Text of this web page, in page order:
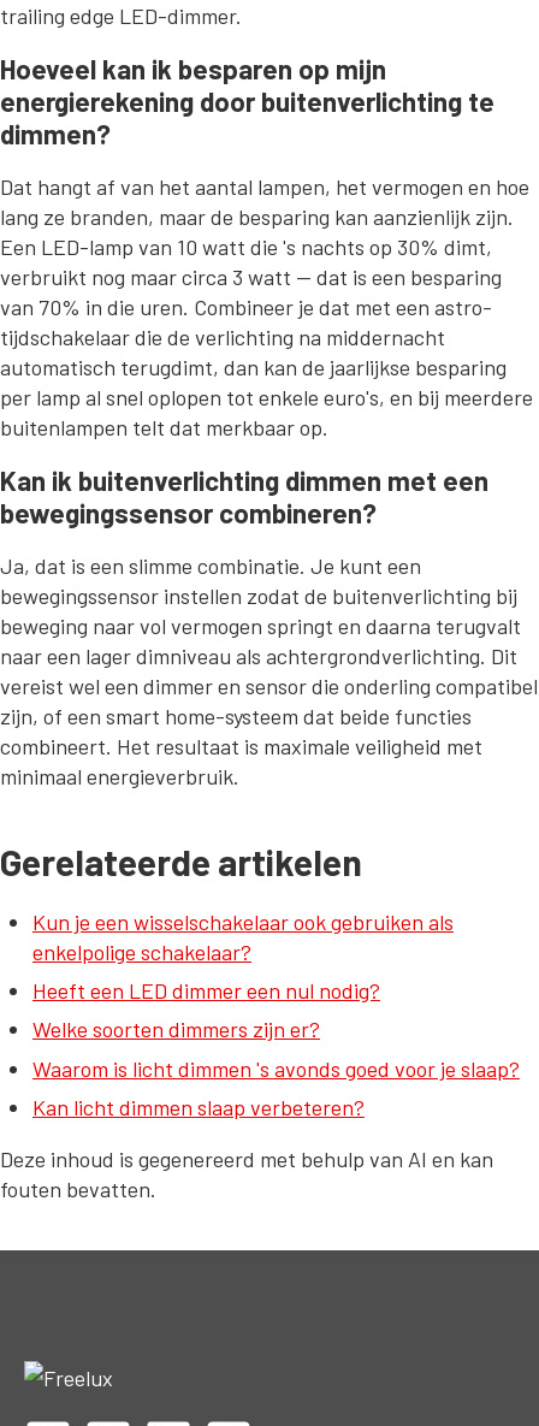
trailing edge LED-dimmer.
Hoeveel kan ik besparen op mijn
energierekening door buitenverlichting te
dimmen?
Dat hangt af van het aantal lampen, het vermogen en hoe
lang ze branden, maar de besparing kan aanzienlijk zijn.
Een LED-lamp van 10 watt die 's nachts op 30% dimt,
verbruikt nog maar circa 3 watt — dat is een besparing
van 70% in die uren. Combineer je dat met een astro-
tijdschakelaar die de verlichting na middernacht
automatisch terugdimt, dan kan de jaarlijkse besparing
per lamp al snel oplopen tot enkele euro's, en bij meerdere
buitenlampen telt dat merkbaar op.
Kan ik buitenverlichting dimmen met een
bewegingssensor combineren?
Ja, dat is een slimme combinatie. Je kunt een
bewegingssensor instellen zodat de buitenverlichting bij
beweging naar vol vermogen springt en daarna terugvalt
naar een lager dimniveau als achtergrondverlichting. Dit
vereist wel een dimmer en sensor die onderling compatibel
zijn, of een smart home-systeem dat beide functies
combineert. Het resultaat is maximale veiligheid met
minimaal energieverbruik.
Gerelateerde artikelen
Kun je een wisselschakelaar ook gebruiken als
enkelpolige schakelaar?
Heeft een LED dimmer een nul nodig?
Welke soorten dimmers zijn er?
Waarom is licht dimmen 's avonds goed voor je slaap?
Kan licht dimmen slaap verbeteren?
Deze inhoud is gegenereerd met behulp van AI en kan
fouten bevatten.